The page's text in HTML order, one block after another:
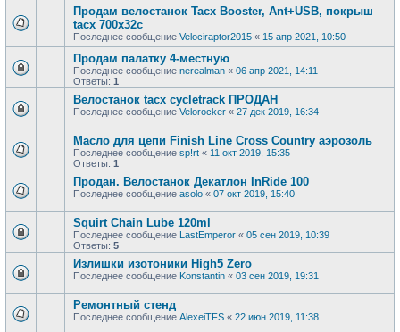
Продам велостанок Tacx Booster, Ant+USB, покрыш
tacx 700x32c
Последнее сообщение Velociraptor2015 « 15 апр 2021, 10:50
Продам палатку 4-местную
Последнее сообщение nerealman « 06 апр 2021, 14:11
Ответы: 1
Велостанок tacx cycletrack ПРОДАН
Последнее сообщение Velorocker « 27 дек 2019, 16:34
Масло для цепи Finish Line Cross Country аэрозоль
Последнее сообщение sp!rt « 11 окт 2019, 15:35
Ответы: 1
Продан. Велостанок Декатлон InRide 100
Последнее сообщение asolo « 07 окт 2019, 15:40
Squirt Chain Lube 120ml
Последнее сообщение LastEmperor « 05 сен 2019, 10:39
Ответы: 5
Излишки изотоники High5 Zero
Последнее сообщение Konstantin « 03 сен 2019, 19:31
Ремонтный стенд
Последнее сообщение AlexeiTFS « 22 июн 2019, 11:38